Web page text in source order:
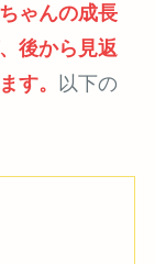
ゃんの成長
後から見返
す。
以下の